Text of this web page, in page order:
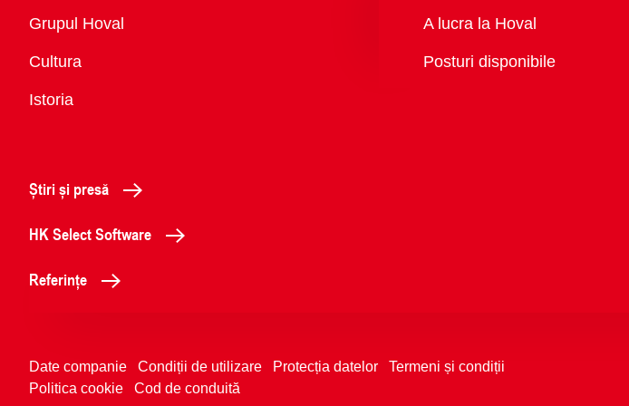
Vedere
Grupul Hoval
Cultura
Istoria
Vedere
A lucra la Hoval
Posturi disponibile
Știri și presă
HK Select Software
Referințe
Date companie Condiții de utilizare Protecția datelor
Termeni și condiții
Politica cookie
Cod de conduită